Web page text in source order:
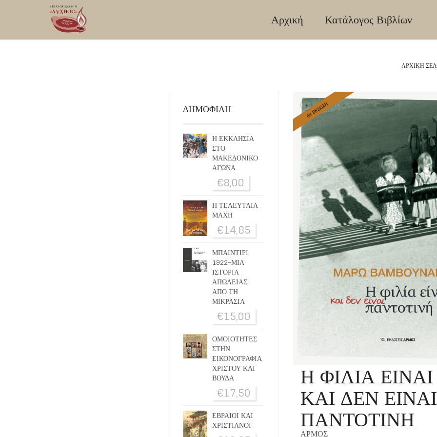
Αρχική Κατάλογος Βιβλίων
ΑΡΧΙΚΉ
+
Η ΦΙΛΙΑ ΕΙΝΑΙ
ΚΑΙ ΔΕΝ ΕΙΝΑΙ
ΠΑΝΤΟΤΙΝΗ
ΑΡΜΟΣ
ΔΗΜΟΦΙΛΗ
Η ΕΚΚΛΗΣΙΑ
ΣΤΟ
ΜΑΚΕΔΟΝΙΚΟ
ΑΓΩΝΑ
€8,00
Η ΤΕΛΕΥΤΑΙΑ
ΜΑΧΗ
€14,85
ΜΠΑΙΝΤΙΡΙ
1922-ΜΙΑ
ΙΣΤΟΡΙΑ
ΑΠΩΛΕΙΑΣ
ΑΠΟ ΤΗ
ΜΙΚΡΑΣΙΑ
€15,00
ΟΜΟΙΟΤΗΤΕΣ
ΣΤΗΝ
ΕΙΚΟΝΟΓΡΑΦΙΑ
ΧΡΙΣΤΟΥ ΚΑΙ
ΒΟΥΔΑ
€17,50
ΕΒΡΑΙΟΙ ΚΑΙ
ΧΡΙΣΤΙΑΝΟΙ